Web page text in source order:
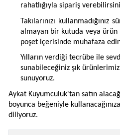
rahatlığıyla sipariş
Takılarınızı
almayan bir kutuda veya
poşet içerisinde muhafaza
Yılların verdiği tecrübe ile
sunabileceğiniz şık
sunuyoruz.
Aykat Kuyumculuk'tan satın
boyunca beğeniyle
diliyoruz.